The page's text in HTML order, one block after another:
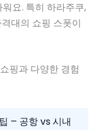
요. 특히 하라주쿠,
대의 쇼핑 스폿이
핑과 다양한 경험
– 공항 vs 시내